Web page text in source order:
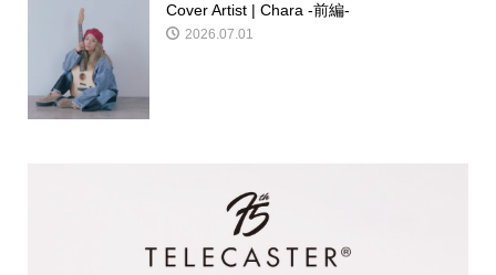
Cover Artist | Chara -前編-
2026.07.01